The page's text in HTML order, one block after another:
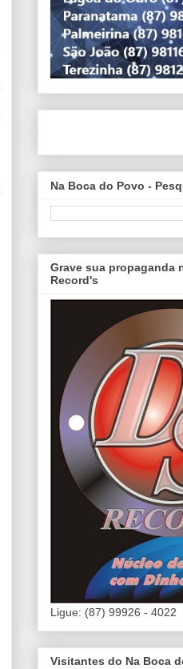
Na Boca do Povo -
Grave sua propaganda
Record's
Ligue: (87) 99926 - 4022
Visitantes do Na Boca